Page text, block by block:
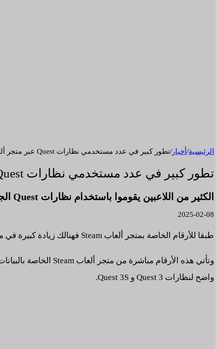
الرئيسية/ أخبار/تطور كبير في عدد مستخدمي نظارات Quest عبر متجر ألعاب Steam.
تطور كبير في عدد مستخدمي نظارات Quest عبر متجر ألعاب Steam.
الكثير من اللاعبين يقوموا باستخدام نظارات Quest الجديدة لتوصيلها بالحاسب الشخصي PCVR.
2025-02-08
طبقا للأرقام الخاصة بمتجر ألعاب Steam فهنالك زيادة كبيرة في معدل اللاعبين المسجلين الذين يقوموا باستخدام نظارات Quest الجديدة للعب.
واضح لنظارات Quest 3 و Quest 3S.